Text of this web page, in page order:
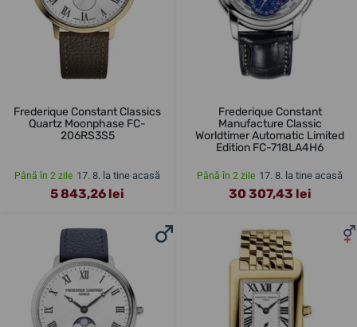
Frederique Constant Classics
Quartz Moonphase FC-
206RS3S5
Până în 2 zile 17. 8. la tine acasă
5 843,26 lei
Frederique Constant
Manufacture Classic
Worldtimer Automatic Limited
Edition FC-718LA4H6
Până în 2 zile 17. 8. la tine acasă
30 307,43 lei